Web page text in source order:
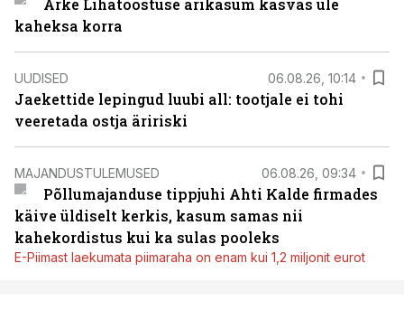
Arke Lihatööstuse ärikasum kasvas üle
kaheksa korra
UUDISED 06.08.26, 10:14
Jaekettide lepingud luubi all: tootjale ei tohi
veeretada ostja äririski
MAJANDUSTULEMUSED 06.08.26, 09:34
Põllumajanduse tippjuhi Ahti Kalde firmades
käive üldiselt kerkis, kasum samas nii
kahekordistus kui ka sulas pooleks
E-Piimast laekumata piimaraha on enam kui 1,2 miljonit eurot